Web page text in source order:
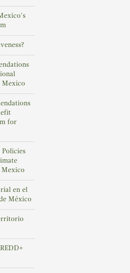
Mexico
for
Mexico
en el
México